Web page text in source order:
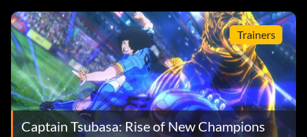
Trainers
Captain Tsubasa: Rise of New Champions